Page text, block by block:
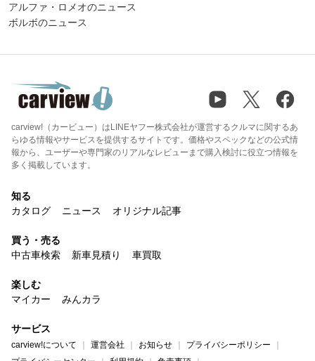
アルファ・ロメオのニュース
ボルボのニュース
carview!（カービュー）はLINEヤフー株式会社が運営するクルマに関するあ
らゆる情報やサービスを提供するサイトです。価格やスペックなどの公式情
報から、ユーザーや専門家のリアルなレビューまで購入検討に役立つ情報を
多く掲載しています。
知る
カタログ
ニュース オリジナル記事
買う・売る
中古車検索
新車見積り 車買取
楽しむ
マイカー
みんカラ
サービス
carview!について 運営会社 お知らせ
プライバシーポリシー